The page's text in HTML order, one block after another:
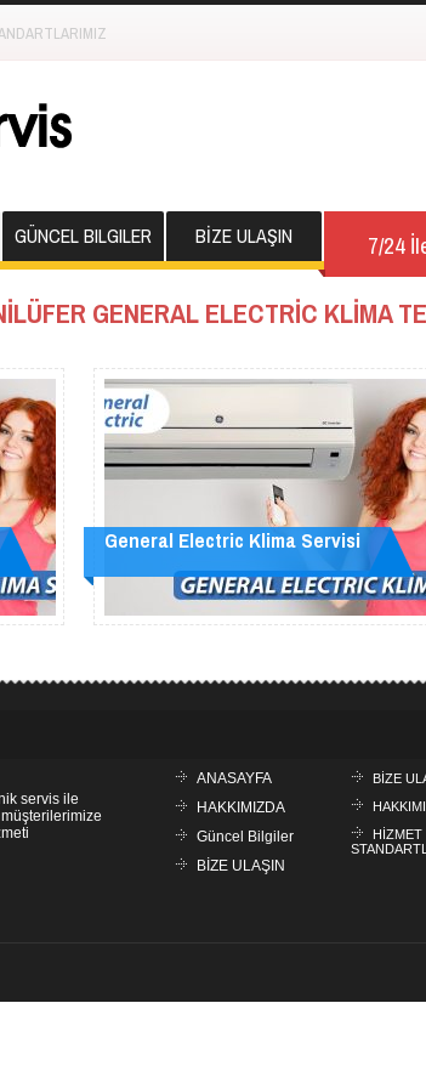
GÜNCEL BILGILER BİZE ULAŞIN 7/24
GENERAL ELECTRİC KLİMA
General Electric Klima Servisi
servis ile
ANASAYFA
HAKKIMIZDA
Güncel Bilgiler
BİZE ULAŞIN
BİZE
HİZMET